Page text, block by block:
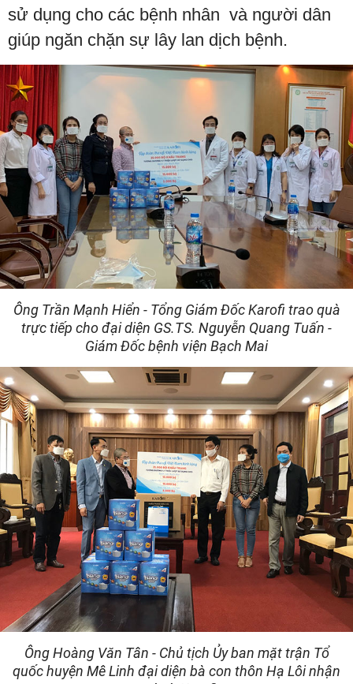
sử dụng cho các bệnh nhân và người dân
giúp ngăn chặn sự lây lan dịch bệnh.
Ông Trần Mạnh Hiển - Tổng Giám Đốc Karofi trao quà
trực tiếp cho đại diện GS.TS. Nguyễn Quang Tuấn -
Giám Đốc bệnh viện Bạch Mai
Ông Hoàng Văn Tân - Chủ tịch Ủy ban mặt trận Tổ
quốc huyện Mê Linh đại diện bà con thôn Hạ Lôi nhận